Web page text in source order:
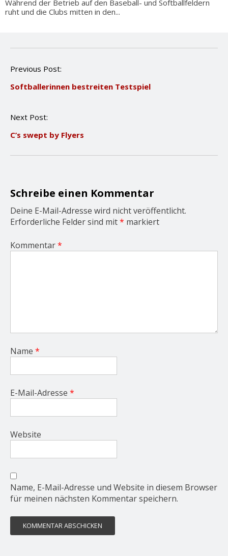
Während der Betrieb auf den Baseball- und Softballfeldern
ruht und die Clubs mitten in den...
P
s
a
i
o
Previous Post:
Softballerinnen bestreiten Testspiel
Next Post:
C’s swept by Flyers
Schreibe einen Kommentar
Deine E-Mail-Adresse wird nicht veröffentlicht.
Erforderliche Felder sind mit* markiert
Kommentar*
Name *
E-Mail-Adresse *
Website
Name, E-Mail-Adresse und Website in diesem Browser
für meinen nächsten Kommentar speichern.